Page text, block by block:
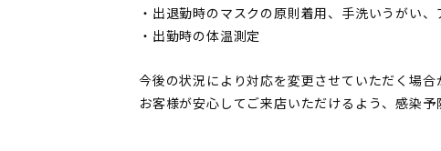
・出退勤時のマスクの原則着用、手洗いうがい
・出勤時の体温測定
今後の状況により対応を変更させていただく場合
お客様が安心してご来店いただけるよう、感染